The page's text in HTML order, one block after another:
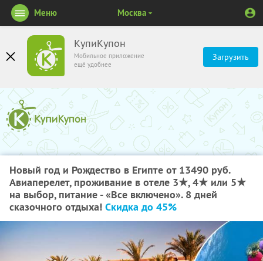
КупиКупон
Мобильное приложение
ещё удобнее
Загрузить
Меню Москва
Новый год и Рождество в Египте от 13490 руб.
Авиаперелет, проживание в отеле 3★, 4★ или 5★
на выбор, питание - «Все включено». 8 дней
сказочного отдыха! Скидка до 45%